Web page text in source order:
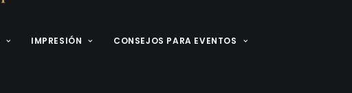
IMPRESIÓN CONSEJOS PARA EVENTOS